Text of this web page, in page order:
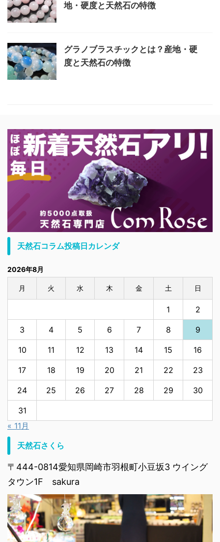
地・硬度と天然石の特徴
グラノブラスチックとは？産地・硬
度と天然石の特徴
天然石コラム投稿日カレンダ
2026年8月
月 火 水 木 金 土 日
1 2
3 4 5 6 7 8 9
10 11 12 13 14 15 16
17 18 19 20 21 22 23
24 25 26 27 28 29 30
31
« 11月
天然石さくら
〒444-0814愛知県岡崎市羽根町小豆坂3 ウイング
タウン1F sakura